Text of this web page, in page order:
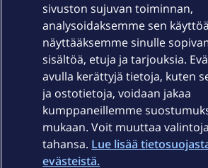
Laitteet & liittymät
Palvelut
Ajankohtaista
sivuston sujuvan toiminnan,
analysoidaksemme sen
näyttääksemme sinulle
sisältöä, etuja ja tarjouksia.
avulla kerättyjä tietoja, kuten
ja ostotietoja, voidaan jakaa
kumppaneillemme
mukaan. Voit muuttaa
tahansa. Lue lisää
evästeistä.